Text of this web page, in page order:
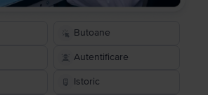
Butoane
Autentificare
Istoric